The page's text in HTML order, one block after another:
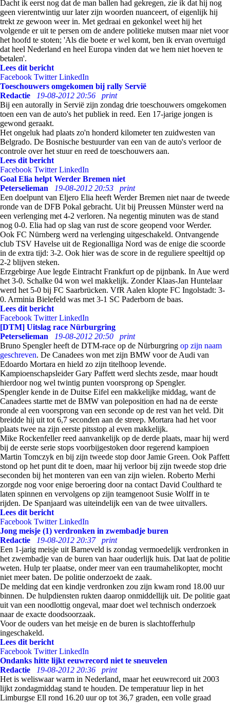
Dacht ik eerst nog dat de man ballen had gekregen, zie ik dat hij nog
geen vierentwintig uur later zijn woorden nuanceert, of eigenlijk hij
trekt ze gewoon weer in. Met gedraai en gekonkel weet hij het
volgende er uit te persen om de andere politieke mutsen maar niet voor
het hoofd te stoten; 'Als die boete er wel komt, ben ik ervan overtuigd
dat heel Nederland en heel Europa vinden dat we hem niet hoeven te
betalen'.
Lees dit bericht
Facebook Twitter LinkedIn
Toeschouwers omgekomen bij rally Servië
Redactie
19-08-2012 20:56
print
Bij een autorally in Servië zijn zondag drie toeschouwers omgekomen
toen een van de auto's het publiek in reed. Een 17-jarige jongen is
gewond geraakt.
Het ongeluk had plaats zo'n honderd kilometer ten zuidwesten van
Belgrado. De Bosnische bestuurder van een van de auto's verloor de
controle over het stuur en reed de toeschouwers aan.
Lees dit bericht
Facebook Twitter LinkedIn
Goal Elia helpt Werder Bremen niet
Peterselieman
19-08-2012 20:53
print
Een doelpunt van Eljero Elia heeft Werder Bremen niet naar de tweede
ronde van de DFB Pokal gebracht. Uit bij Preussen Münster werd na
een verlenging met 4-2 verloren. Na negentig minuten was de stand
nog 0-0. Elia had op slag van rust de score geopend voor Werder.
Ook FC Nürnberg werd na verlenging uitgeschakeld. Ontvangende
club TSV Havelse uit de Regionalliga Nord was de enige die scoorde
in de extra tijd: 3-2. Ook hier was de score in de reguliere speeltijd op
2-2 blijven steken.
Erzgebirge Aue legde Eintracht Frankfurt op de pijnbank. In Aue werd
het 3-0. Schalke 04 won wel makkelijk. Zonder Klaas-Jan Huntelaar
werd het 5-0 bij FC Saarbrücken. VfR Aalen klopte FC Ingolstadt: 3-
0. Arminia Bielefeld was met 3-1 SC Paderborn de baas.
Lees dit bericht
Facebook Twitter LinkedIn
[DTM] Uitslag race Nürburgring
Peterselieman
19-08-2012 20:50
print
Bruno Spengler heeft de DTM-race op de Nürburgring op zijn naam
geschreven. De Canadees won met zijn BMW voor de Audi van
Edoardo Mortara en hield zo zijn titelhoop levende.
Kampioenschapsleider Gary Paffett werd slechts zesde, maar houdt
hierdoor nog wel twintig punten voorsprong op Spengler.
Spengler kende in de Duitse Eifel een makkelijke middag, want de
Canadees startte met de BMW van poleposition en had na de eerste
ronde al een voorsprong van een seconde op de rest van het veld. Dit
breidde hij uit tot 6,7 seconden aan de streep. Mortara had het voor
plaats twee na zijn eerste pitsstop al even makkelijk.
Mike Rockenfeller reed aanvankelijk op de derde plaats, maar hij werd
bij de eerste serie stops voorbijgestoken door regerend kampioen
Martin Tomczyk en bij zijn tweede stop door Jamie Green. Ook Paffett
stond op het punt dit te doen, maar hij verloor bij zijn tweede stop drie
seconden bij het monteren van een van zijn wielen. Roberto Merhi
zorgde nog voor enige beroering door na contact David Coulthard te
laten spinnen en vervolgens op zijn teamgenoot Susie Wolff in te
rijden. De Spanjaard was uiteindelijk een van de twee uitvallers.
Lees dit bericht
Facebook Twitter LinkedIn
Jong meisje (1) verdronken in zwembadje buren
Redactie
19-08-2012 20:37
print
Een 1-jarig meisje uit Barneveld is zondag vermoedelijk verdronken in
het zwembadje van de buren van haar ouderlijk huis. Dat laat de politie
weten. Hulp ter plaatse, onder meer van een traumahelikopter, mocht
niet meer baten. De politie onderzoekt de zaak.
De melding dat een kindje verdronken zou zijn kwam rond 18.00 uur
binnen. De hulpdiensten rukten daarop onmiddellijk uit. De politie gaat
uit van een noodlottig ongeval, maar doet wel technisch onderzoek
naar de exacte doodsoorzaak.
Voor de ouders van het meisje en de buren is slachtofferhulp
ingeschakeld.
Lees dit bericht
Facebook Twitter LinkedIn
Ondanks hitte lijkt eeuwrecord niet te sneuvelen
Redactie
19-08-2012 20:36
print
Het is weliswaar warm in Nederland, maar het eeuwrecord uit 2003
lijkt zondagmiddag stand te houden. De temperatuur liep in het
Limburgse Ell rond 16.20 uur op tot 36,7 graden, een volle graad